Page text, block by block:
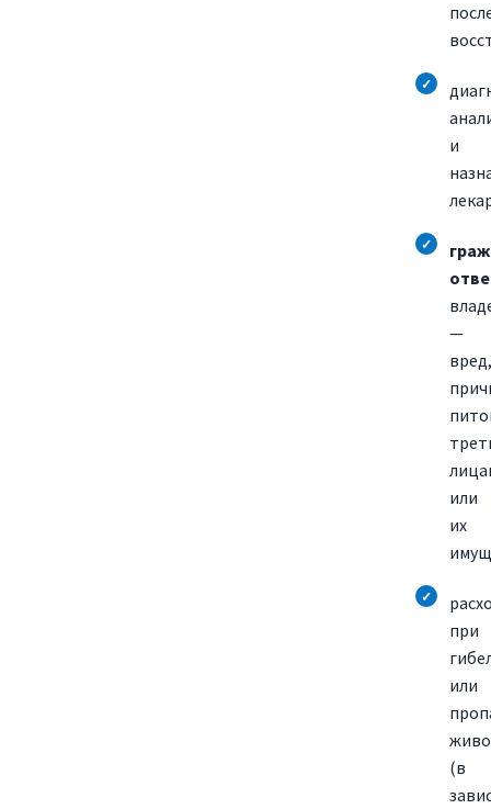
и
—
вред,
или
их
при
или
(в